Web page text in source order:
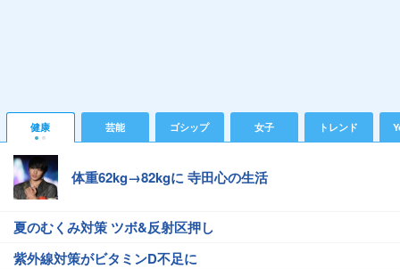
健康 芸能 ゴシップ 女子 トレンド
体重62kg→82kgに 寺田心の生活
夏のむくみ対策 ツボ&反射区押し
紫外線対策がビタミンD不足に